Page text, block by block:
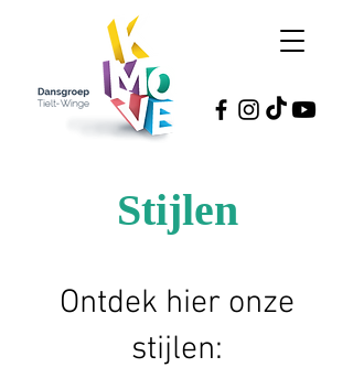
Stijlen
Ontdek hier onze
stijlen: